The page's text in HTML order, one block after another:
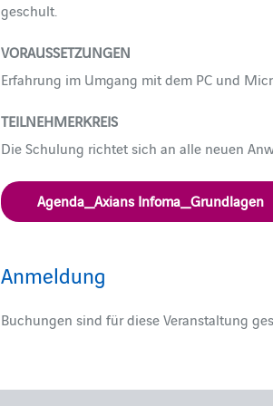
geschult.
VORAUSSETZUNGEN
Erfahrung im Umgang mit dem PC und
TEILNEHMERKREIS
Die Schulung richtet sich an alle neuen
Agenda_Axians Infoma_Grundlagen
Anmeldung
Buchungen sind für diese Veranstaltung